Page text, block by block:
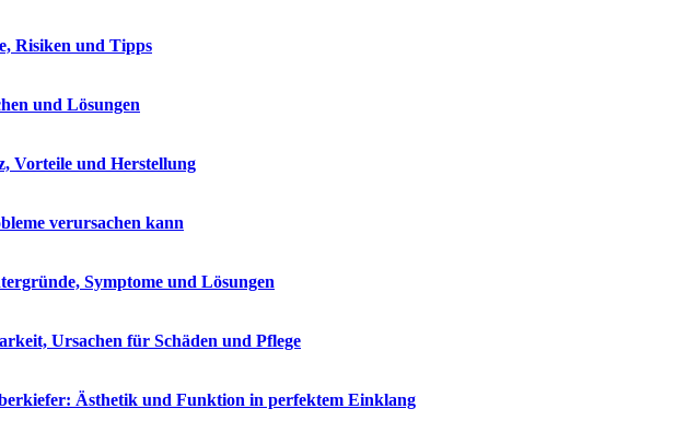
Risiken und Tipps
und Lösungen
Vorteile und Herstellung
verursachen kann
Symptome und Lösungen
Ursachen für Schäden und Pflege
Ästhetik und Funktion in perfektem Einklang